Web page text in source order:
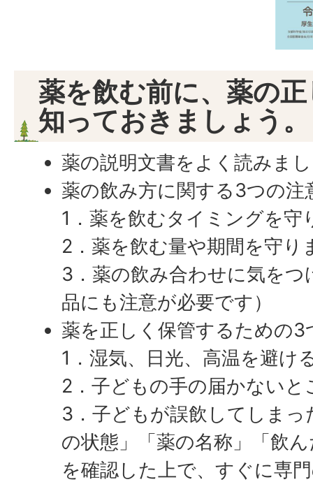
薬を飲む前に、薬の
知っておきましょう。
薬の説明文書をよく読みま
薬の飲み方に関する3つの注
1．薬を飲むタイミングを守
2．薬を飲む量や期間を守り
3．薬の飲み合わせに気をつ
品にも注意が必要です）
薬を正しく保管するための3
1．湿気、日光、高温を避け
2．子どもの手の届かないと
3．子どもが誤飲してしま
の状態」「薬の名称」「飲
を確認した上で、すぐに専